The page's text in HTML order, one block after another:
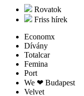
Rovatok
Friss hírek
Economx
Dívány
Totalcar
Femina
Port
We ❤︎ Budapest
Velvet